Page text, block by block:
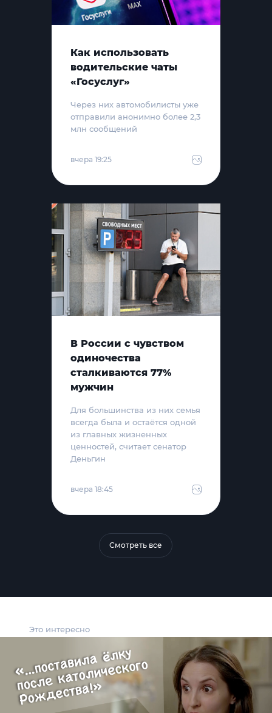
Это интересно
Как использовать
водительские чаты
«Госуслуг»
Через них автомобилисты уже
отправили анонимно более 2,3
млн сообщений
вчера 19:25
В России с чувством
одиночества
сталкиваются 77%
мужчин
Для большинства из них семья
всегда была и остаётся одной
из главных жизненных
ценностей, считает сенатор
Деньгин
вчера 18:45
Смотреть все